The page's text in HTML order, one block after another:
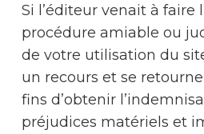
Si l’éditeur venait à faire
procédure amiable ou
de votre utilisation du
un recours et se
fins d’obtenir
préjudices matériels et